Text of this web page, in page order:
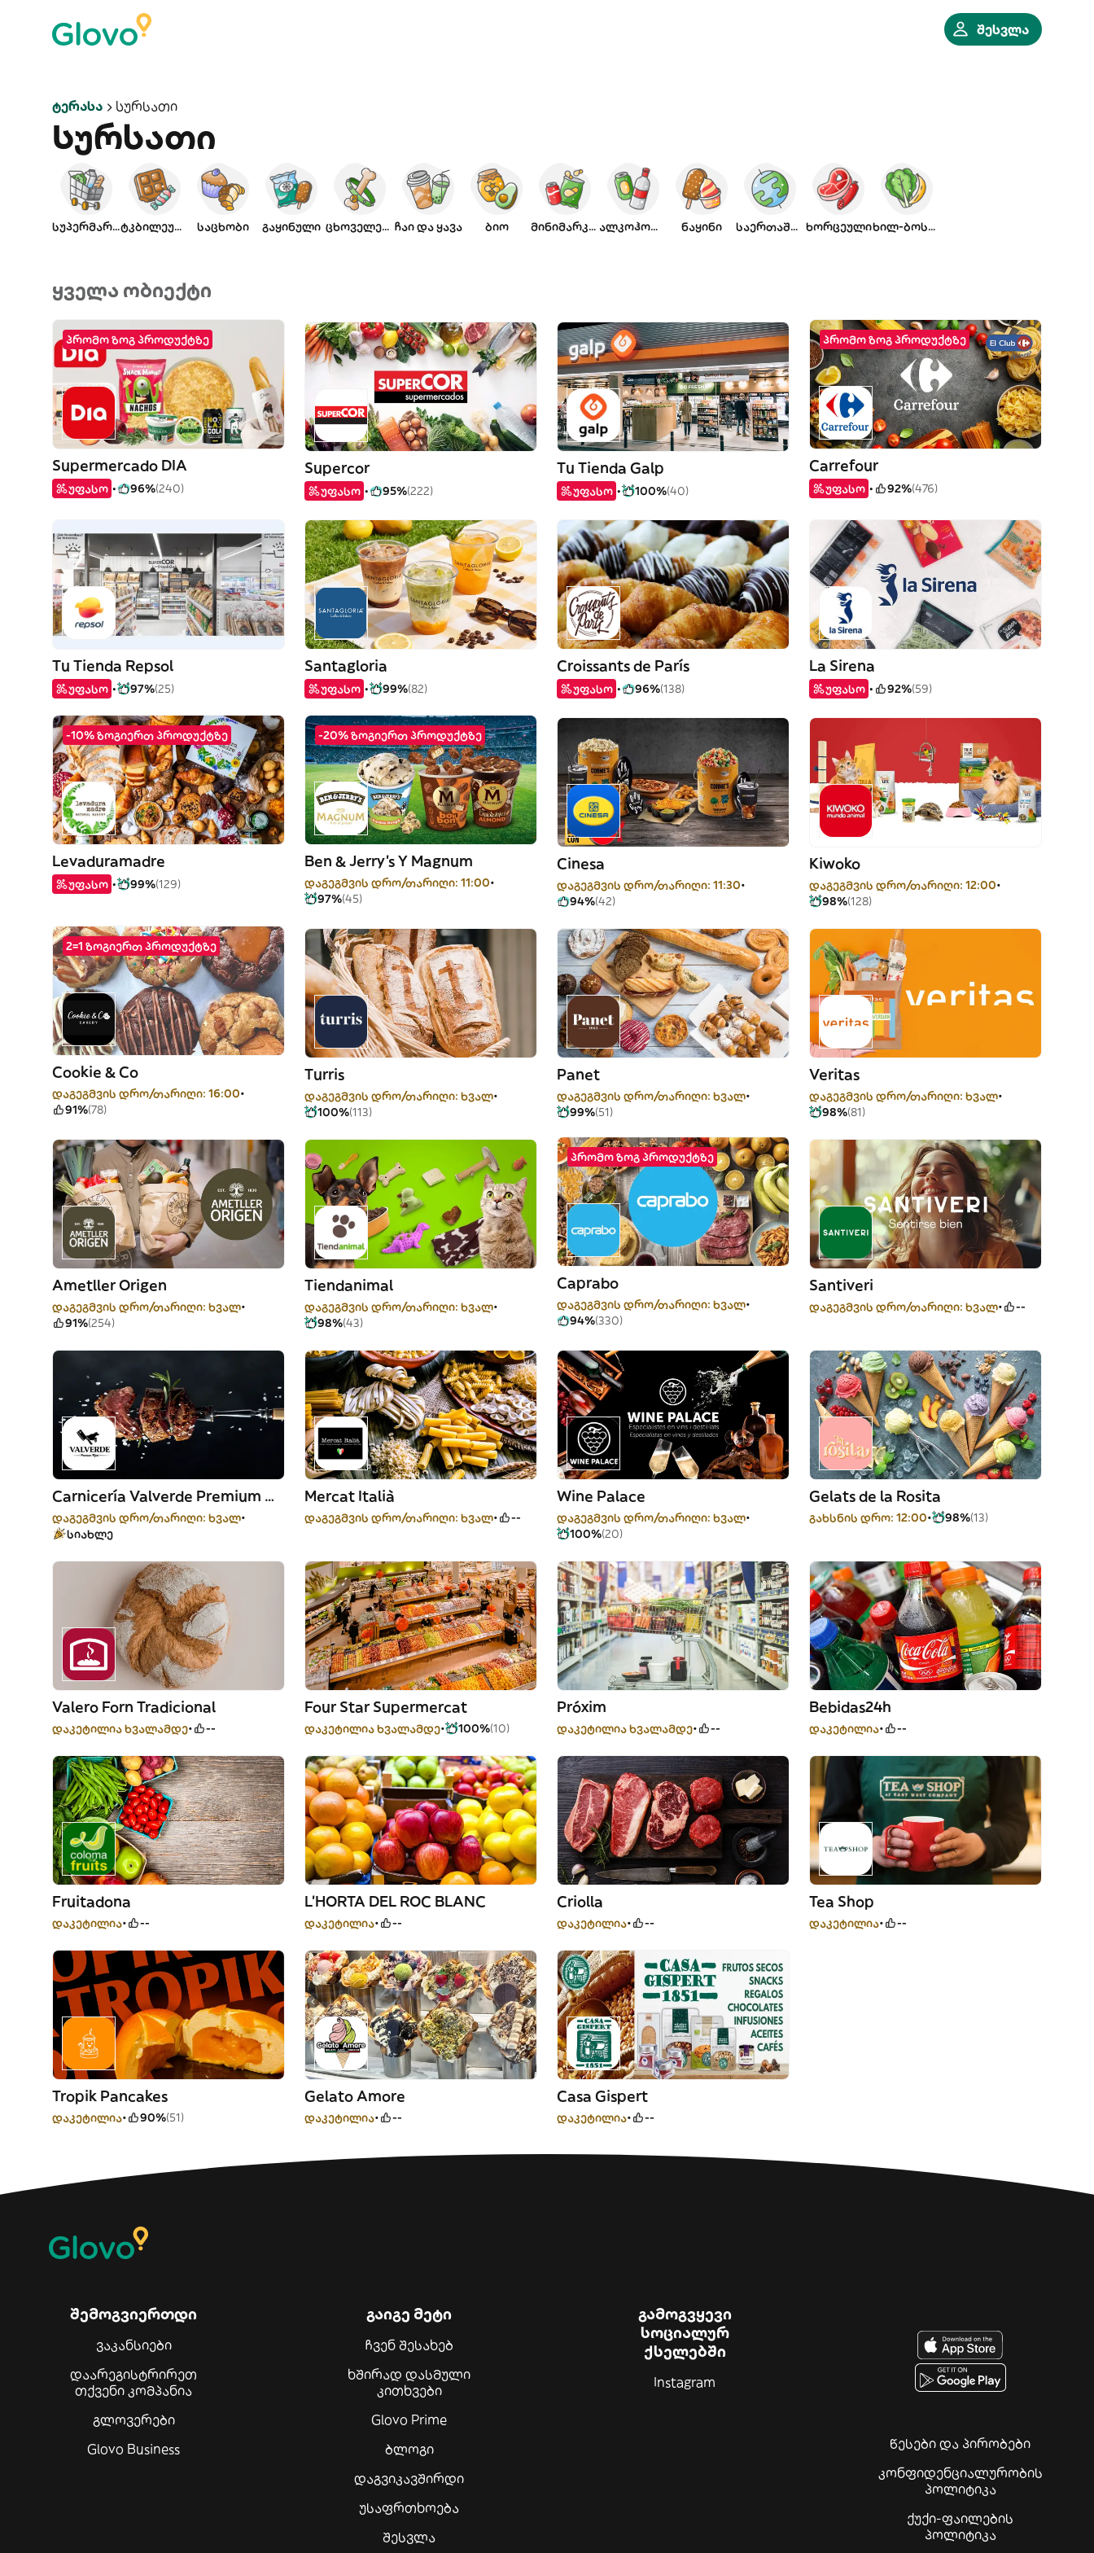
შესვლა
Ტერასა Სურსათი
Სურსათი
სუპერმარკეტი ტკბილეული საცხობი გაყინული ცხოველები ჩაი და ყავა ბიო მინიმარკეტი ალკოჰოლი ნაყინი საერთაშორისო ხორცეული ხილ-ბოსტნ.
ყველა ობიექტი
პრომო ზოგ პროდუქტზე
Supermercado DIA
უფასო 96%(240)
Supercor
უფასო 95%(222)
Tu Tienda Galp
უფასო 100%(40)
პრომო ზოგ პროდუქტზე
Carrefour
უფასო 92%(476)
Tu Tienda Repsol
უფასო 97%(25)
Santagloria
უფასო 99%(82)
Croissants de París
უფასო 96%(138)
La Sirena
უფასო 92%(59)
-10% ზოგიერთ პროდუქტზე
Levaduramadre
უფასო 99%(129)
-20% ზოგიერთ პროდუქტზე
Ben & Jerry's Y Magnum
დაგეგმვის დრო/თარიღი: 11:00
97%(45)
Cinesa
დაგეგმვის დრო/თარიღი: 11:30
94%(42)
Kiwoko
დაგეგმვის დრო/თარიღი: 12:00
98%(128)
2=1 ზოგიერთ პროდუქტზე
Cookie & Co
დაგეგმვის დრო/თარიღი: 16:00
91%(78)
Turris
დაგეგმვის დრო/თარიღი: ხვალ
100%(113)
Panet
დაგეგმვის დრო/თარიღი: ხვალ
99%(51)
Veritas
დაგეგმვის დრო/თარიღი: ხვალ
98%(81)
Ametller Origen
დაგეგმვის დრო/თარიღი: ხვალ
91%(254)
Tiendanimal
დაგეგმვის დრო/თარიღი: ხვალ
98%(43)
პრომო ზოგ პროდუქტზე
Caprabo
დაგეგმვის დრო/თარიღი: ხვალ
94%(330)
Santiveri
დაგეგმვის დრო/თარიღი: ხვალ --
Carnicería Valverde Premium Meat
დაგეგმვის დრო/თარიღი: ხვალ
სიახლე
Mercat Italià
დაგეგმვის დრო/თარიღი: ხვალ --
Wine Palace
დაგეგმვის დრო/თარიღი: ხვალ
100%(20)
Gelats de la Rosita
გახსნის დრო: 12:00 98%(13)
Valero Forn Tradicional
დაკეტილია ხვალამდე --
Four Star Supermercat
დაკეტილია ხვალამდე 100%(10)
Próxim
დაკეტილია ხვალამდე --
Bebidas24h
დაკეტილია --
Fruitadona
დაკეტილია --
L’HORTA DEL ROC BLANC
დაკეტილია --
Criolla
დაკეტილია --
Tea Shop
დაკეტილია --
Tropik Pancakes
დაკეტილია 90%(51)
Gelato Amore
დაკეტილია --
Casa Gispert
დაკეტილია --
შემოგვიერთდი
ვაკანსიები
დაარეგისტრირეთ
თქვენი კომპანია
გლოვერები
Glovo Business
გაიგე მეტი
ჩვენ შესახებ
ხშირად დასმული
კითხვები
Glovo Prime
ბლოგი
დაგვიკავშირდი
უსაფრთხოება
შესვლა
გამოგვყევი
სოციალურ
ქსელებში
Instagram
წესები და პირობები
კონფიდენციალურობის
პოლიტიკა
ქუქი-ფაილების
პოლიტიკა